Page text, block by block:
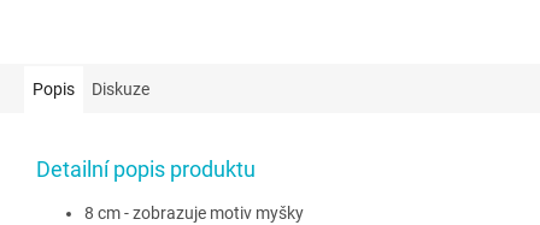
Popis Diskuze
Detailní popis produktu
8 cm - zobrazuje motiv myšky